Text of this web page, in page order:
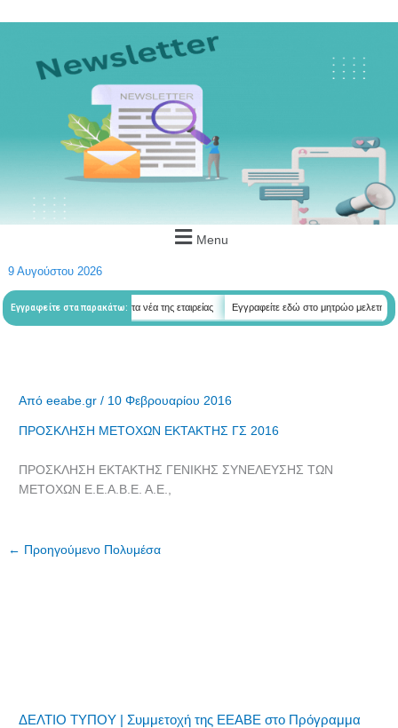
Menu
9 Αυγούστου 2026
Εγγραφείτε στα παρακάτω:
για να λαμβάνεται όλα τα νέα της εταιρείας Εγγραφείτε εδώ στο μητρώο μελετητών
Απόeeabe.gr/ 10 Φεβρουαρίου 2016
ΠΡΟΣΚΛΗΣΗ ΜΕΤΟΧΩΝ ΕΚΤΑΚΤΗΣ ΓΣ 2016
ΠΡΟΣΚΛΗΣΗ ΕΚΤΑΚΤΗΣ ΓΕΝΙΚΗΣ ΣΥΝΕΛΕΥΣΗΣ ΤΩΝ
ΜΕΤΟΧΩΝ Ε.Ε.Α.Β.Ε. Α.Ε.,
← Προηγούμενο Πολυμέσα
ΔΕΛΤΙΟ ΤΥΠΟΥ | Συμμετοχή της ΕΕΑΒΕ στο Πρόγραμμα